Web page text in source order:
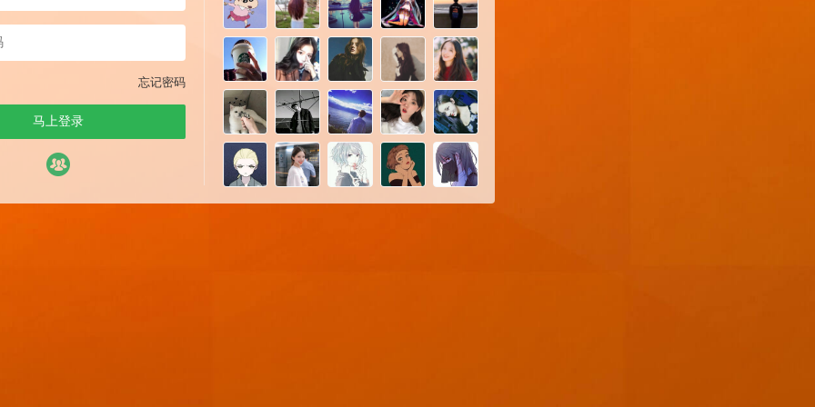
忘记密码
马上登录